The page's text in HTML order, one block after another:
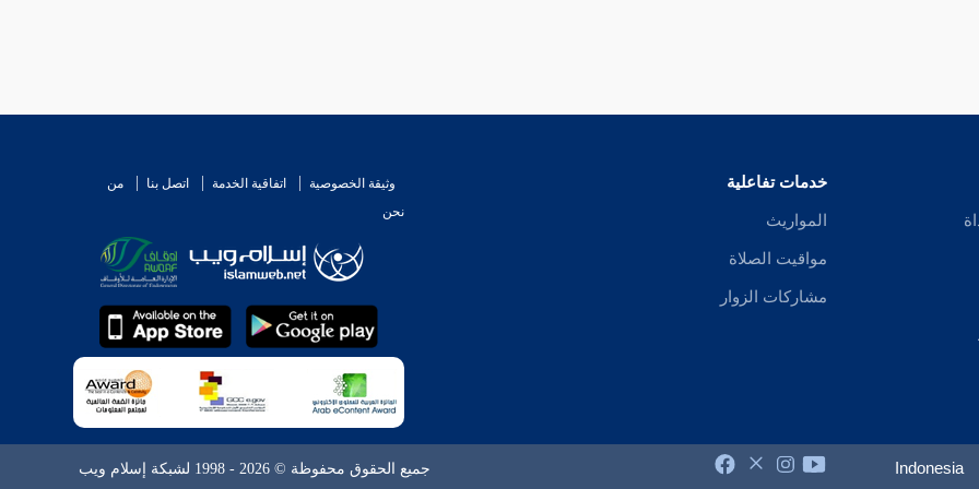
خدمات تفاعلية
المواريث
مواقيت الصلاة
مشاركات الزوار
وثيقة الخصوصية اتفاقية الخدمة اتصل بنا
من
نحن
Indonesia جميع الحقوق محفوظة © 2026 - 1998 لشبكة إسلام ويب